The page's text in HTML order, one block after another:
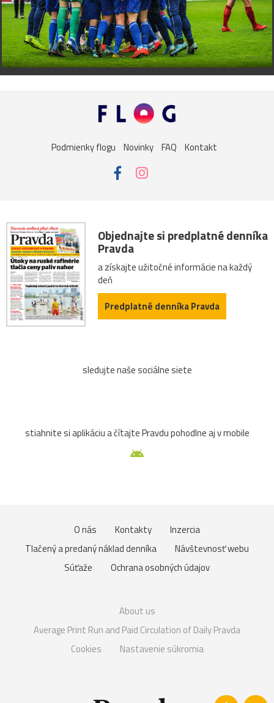
Podmienky flogu Novinky FAQ Kontakt
Objednajte si predplatné denníka
Pravda
a získajte užitočné informácie na každý
deň
Predplatné denníka Pravda
sledujte naše sociálne siete
stiahnite si aplikáciu a čítajte Pravdu pohodlne aj v mobile
O nás Kontakty
Inzercia
Tlačený a predaný náklad denníka
Návštevnosť webu
Súťaže
Ochrana osobných údajov
About us
Average Print Run and Paid Circulation of Daily Pravda
Cookies
Nastavenie súkromia